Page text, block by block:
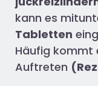
kann es
Tabletten
Häufig kommt
Auftreten